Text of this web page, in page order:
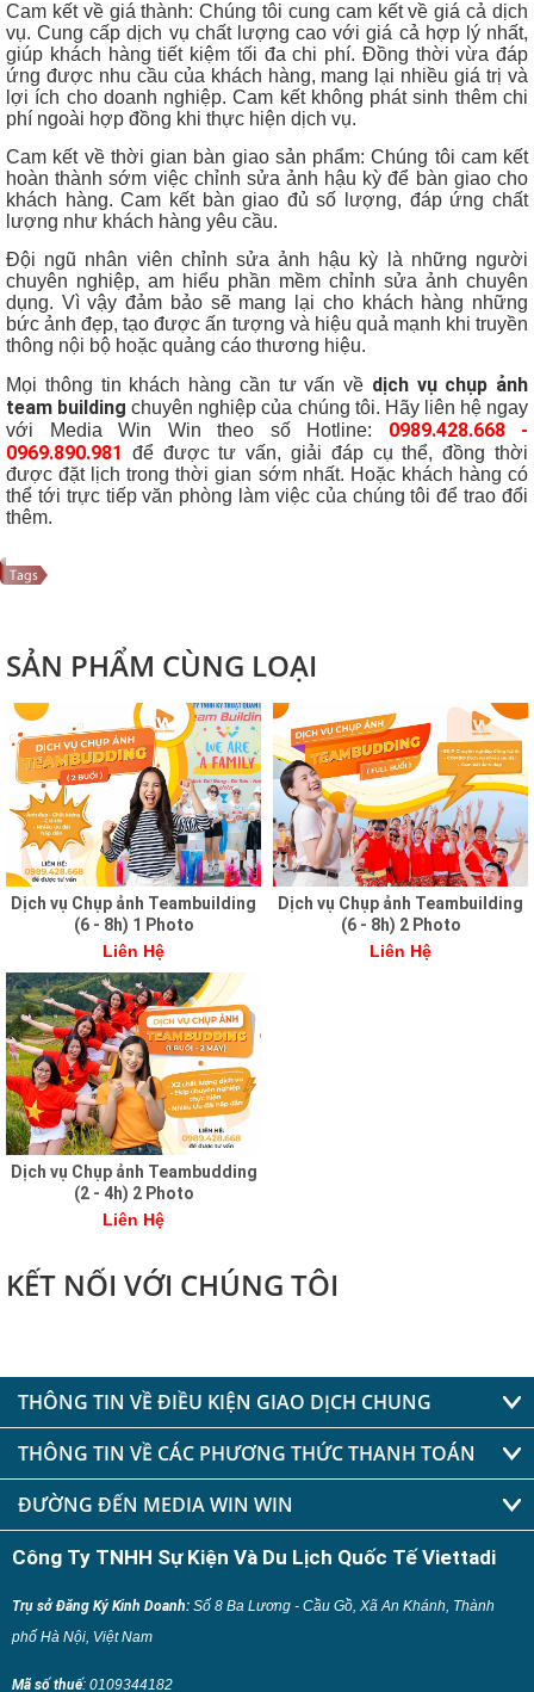
Cam kết về giá thành: Chúng tôi cung cam kết về giá cả dịch
vụ. Cung cấp dịch vụ chất lượng cao với giá cả hợp lý nhất,
giúp khách hàng tiết kiệm tối đa chi phí. Đồng thời vừa đáp
ứng được nhu cầu của khách hàng, mang lại nhiều giá trị và
lợi ích cho doanh nghiệp. Cam kết không phát sinh thêm chi
phí ngoài hợp đồng khi thực hiện dịch vụ.
Cam kết về thời gian bàn giao sản phẩm: Chúng tôi cam kết
hoàn thành sớm việc chỉnh sửa ảnh hậu kỳ để bàn giao cho
khách hàng. Cam kết bàn giao đủ số lượng, đáp ứng chất
lượng như khách hàng yêu cầu.
Đội ngũ nhân viên chỉnh sửa ảnh hậu kỳ là những người
chuyên nghiệp, am hiểu phần mềm chỉnh sửa ảnh chuyên
dụng. Vì vậy đảm bảo sẽ mang lại cho khách hàng những
bức ảnh đẹp, tạo được ấn tượng và hiệu quả mạnh khi truyền
thông nội bộ hoặc quảng cáo thương hiệu.
Mọi thông tin khách hàng cần tư vấn về dịch vụ chụp ảnh
team building chuyên nghiệp của chúng tôi. Hãy liên hệ ngay
với Media Win Win theo số Hotline: 0989.428.668 -
0969.890.981
để được tư vấn, giải đáp cụ thể, đồng thời
được đặt lịch trong thời gian sớm nhất. Hoặc khách hàng có
thể tới trực tiếp văn phòng làm việc của chúng tôi để trao đổi
thêm.
SẢN PHẨM CÙNG LOẠI
Dịch vụ Chụp ảnh Teambuilding
(6 - 8h) 1 Photo
Liên Hệ
Dịch vụ Chụp ảnh Teambuilding
(6 - 8h) 2 Photo
Liên Hệ
Dịch vụ Chụp ảnh Teambudding
(2 - 4h) 2 Photo
Liên Hệ
KẾT NỐI VỚI CHÚNG TÔI
THÔNG TIN VỀ ĐIỀU KIỆN GIAO DỊCH CHUNG
THÔNG TIN VỀ CÁC PHƯƠNG THỨC THANH TOÁN
ĐƯỜNG ĐẾN MEDIA WIN WIN
Công Ty TNHH Sự Kiện Và Du Lịch Quốc Tế Viettadi
Trụ sở Đăng Ký Kinh Doanh: Số 8 Ba Lương - Cầu Gồ, Xã An Khánh, Thành
phố Hà Nội, Việt Nam
Mã số thuế: 0109344182